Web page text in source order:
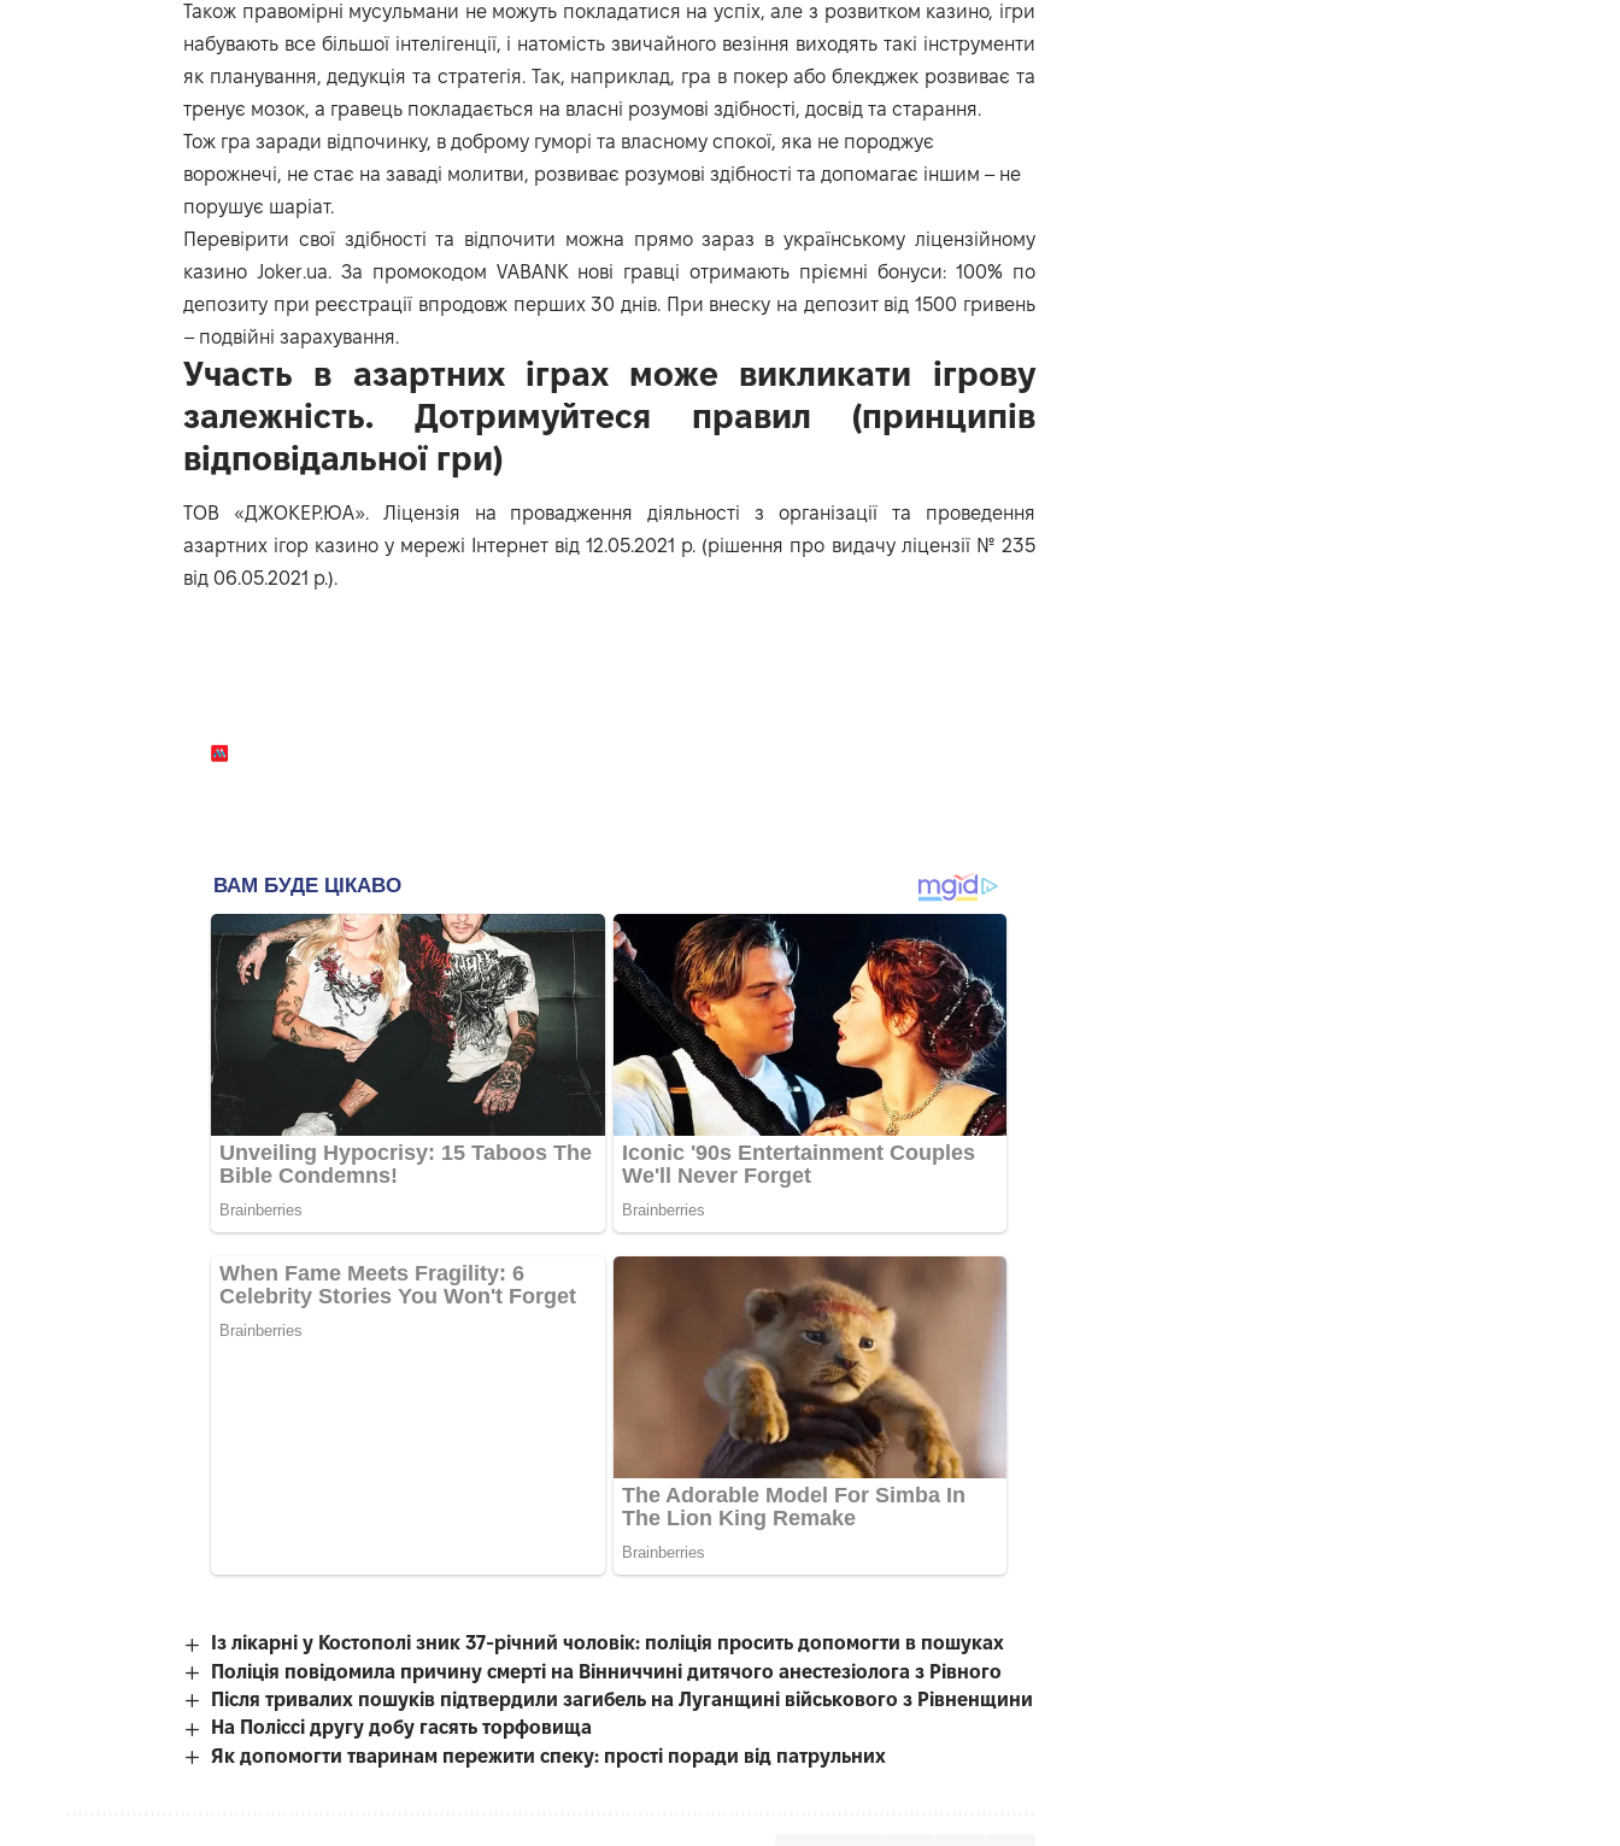
Також правомірні мусульмани не можуть покладатися на успіх, але з розвитком казино, ігри
набувають все більшої інтелігенції, і натомість звичайного везіння виходять такі інструменти
як планування, дедукція та стратегія. Так, наприклад, гра в покер або блекджек розвиває та
тренує мозок, а гравець покладається на власні розумові здібності, досвід та старання.
Тож гра заради відпочинку, в доброму гуморі та власному спокої, яка не породжує
ворожнечі, не стає на заваді молитви, розвиває розумові здібності та допомагає іншим – не
порушує шаріат.
Перевірити свої здібності та відпочити можна прямо зараз в українському ліцензійному
казино Joker.ua. За промокодом VABANK нові гравці отримають пріємні бонуси: 100% по
депозиту при реєстрації впродовж перших 30 днів. При внеску на депозит від 1500 гривень
– подвійні зарахування.
Участь в азартних іграх може викликати ігрову
залежність. Дотримуйтеся правил (принципів
відповідальної гри)
ТОВ «ДЖОКЕР.ЮА». Лiцензiя на провадження діяльності з організації та проведення
азартних ігор казино у мережі Інтернет від 12.05.2021 р. (рішення про видачу ліцензії № 235
від 06.05.2021 р.).
Із лікарні у Костополі зник 37-річний чоловік: поліція просить допомогти в пошуках
Поліція повідомила причину смерті на Вінниччині дитячого анестезіолога з Рівного
Після тривалих пошуків підтвердили загибель на Луганщині військового з Рівненщини
На Поліссі другу добу гасять торфовища
Як допомогти тваринам пережити спеку: прості поради від патрульних